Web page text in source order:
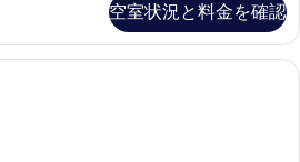
空室状況と料金を確認
デスク、遮光カーテン、WiFi (無料)